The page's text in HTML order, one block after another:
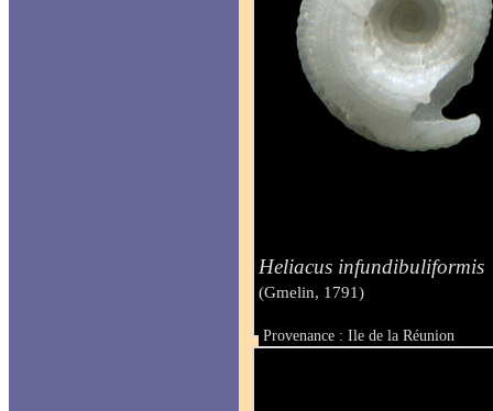
Heliacus infundibuliformis
(Gmelin, 1791)
Provenance : Ile de la Réunion
Taille : 4.70 mm